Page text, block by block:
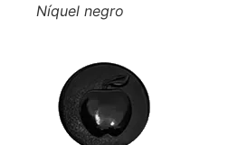
Níquel negro